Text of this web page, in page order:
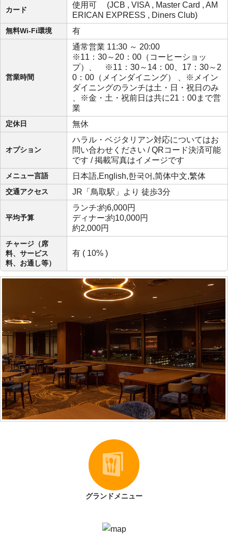
カード
使用可 (JCB , VISA , Master Card , AM
ERICAN EXPRESS , Diners Club)
無料Wi-Fi環境 有
営業時間
通常営業 11:30 ～ 20:00
※11：30～20：00（コーヒーショッ
プ）、 ※11：30～14：00、17：30～2
0：00（メインダイニング） 、※メイン
ダイニングのランチは土・日・祝日のみ
、※金・土・祝前日は共に21：00まで営
業
定休日 無休
オプション
ハラル・ベジタリアン対応についてはお
問い合わせください / QRコード決済可能
です / 掲載写真はイメージです
メニュー言語 日本語,English,한국어,简体中文,繁体
交通アクセス JR「鳥取駅」より 徒歩3分
平均予算
ランチ:約6,000円
ディナー:約10,000円
約2,000円
チャージ（席
料、サービス
料、お通し等）
有 ( 10% )
グランドメニュー